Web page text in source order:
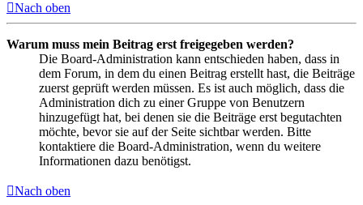
Nach oben
Warum muss mein Beitrag erst freigegeben werden?
Die Board-Administration kann entschieden haben, dass in
dem Forum, in dem du einen Beitrag erstellt hast, die Beiträge
zuerst geprüft werden müssen. Es ist auch möglich, dass die
Administration dich zu einer Gruppe von Benutzern
hinzugefügt hat, bei denen sie die Beiträge erst begutachten
möchte, bevor sie auf der Seite sichtbar werden. Bitte
kontaktiere die Board-Administration, wenn du weitere
Informationen dazu benötigst.
Nach oben